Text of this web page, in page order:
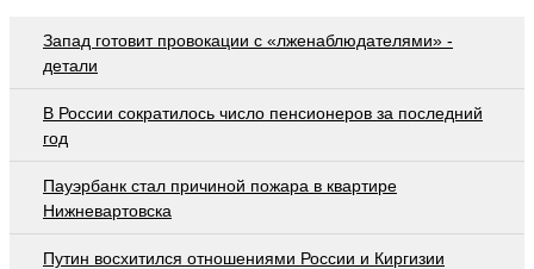
Запад готовит провокации с «лженаблюдателями» -
детали
В России сократилось число пенсионеров за последний
год
Пауэрбанк стал причиной пожара в квартире
Нижневартовска
Путин восхитился отношениями России и Киргизии